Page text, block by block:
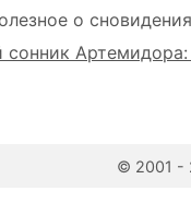
о
Артемидора:
© 2001 -